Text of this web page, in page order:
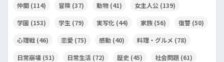
仲間 (114) 冒険 (37) 動物 (41) 女主人公 (139)
学園 (153) 学生 (79) 実写化 (44) 家族 (56) 復讐 (50)
心理戦 (46) 恋愛 (75) 感動 (40) 料理・グルメ (78)
日常崩壊 (51) 日常生活 (72) 歴史 (45) 社会問題 (61)